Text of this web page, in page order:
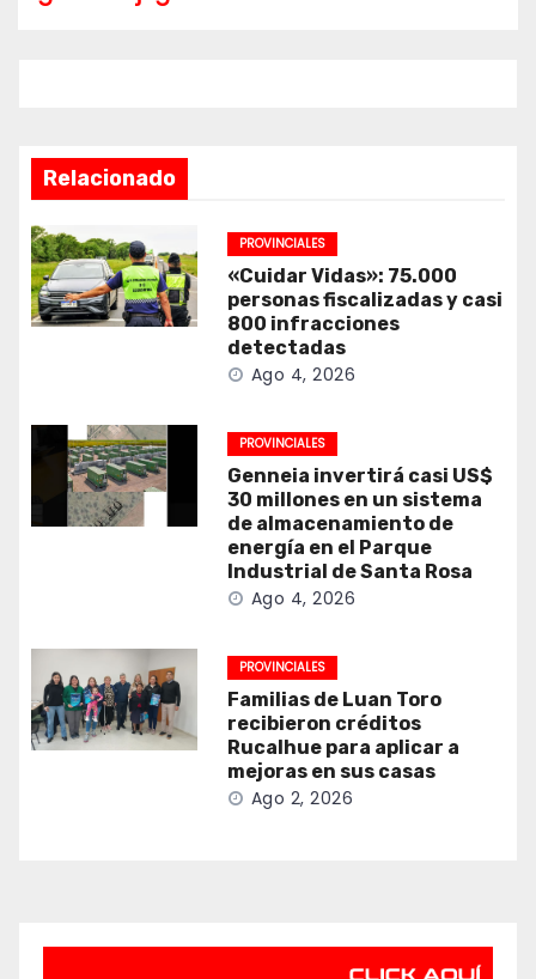
Relacionado
PROVINCIALES
«Cuidar Vidas»: 75.000
personas fiscalizadas y casi
800 infracciones
detectadas
Ago 4, 2026
PROVINCIALES
Genneia invertirá casi US$
30 millones en un sistema
de almacenamiento de
energía en el Parque
Industrial de Santa Rosa
Ago 4, 2026
PROVINCIALES
Familias de Luan Toro
recibieron créditos
Rucalhue para aplicar a
mejoras en sus casas
Ago 2, 2026